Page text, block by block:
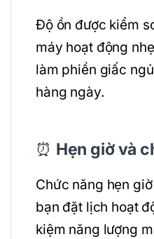
Độ ồn được kiểm
máy hoạt động
làm phiền giấc
hàng ngày.
⏰ Hẹn giờ và
Chức năng hẹn
bạn đặt lịch hoạt
kiệm năng lượng